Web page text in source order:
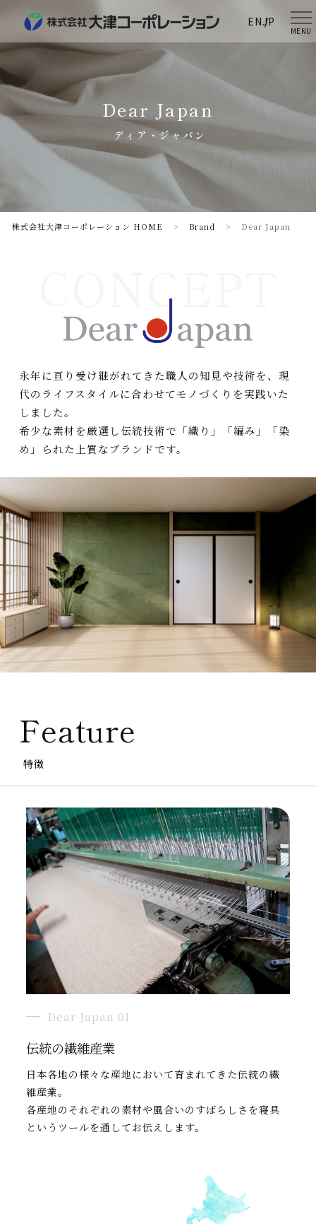
ENJP
MENU
Dear Japan
ディア・ジャパン
株式会社大津コーポレーション HOME > Brand > Dear Japan
CONCEPT
永年に亘り受け継がれてきた職人の知見や技術を、現
代のライフスタイルに合わせてモノづくりを実践いた
しました。
希少な素材を厳選し伝統技術で「織り」「編み」「染
め」られた上質なブランドです。
Feature
特徴
Dear Japan 01
伝統の繊維産業
日本各地の様々な産地において育まれてきた伝統の繊
維産業。
各産地のそれぞれの素材や風合いのすばらしさを寝具
というツールを通してお伝えします。